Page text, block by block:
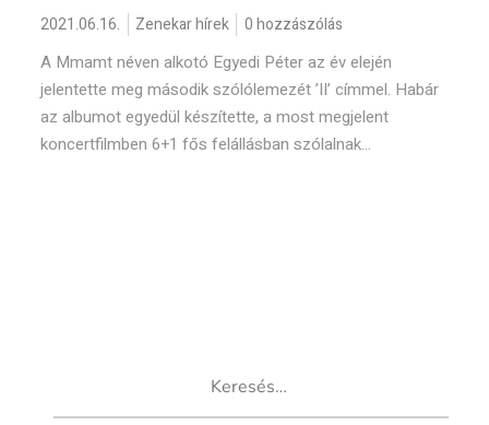
2021.06.16. Zenekar hírek 0 hozzászólás
A Mmamt néven alkotó Egyedi Péter az év elején
jelentette meg második szólólemezét ’II’ címmel. Habár
az albumot egyedül készítette, a most megjelent
koncertfilmben 6+1 fős felállásban szólalnak...